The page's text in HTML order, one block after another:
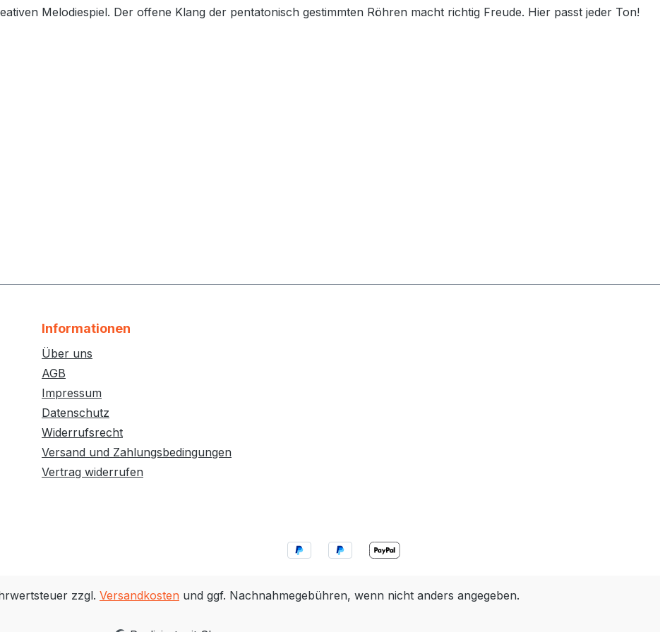
Melodiespiel. Der offene Klang der pentatonisch gestimmten Röhren macht richtig Freude. Hier passt jeder Ton!
Informationen
Über uns
AGB
Impressum
Datenschutz
Widerrufsrecht
Versand und Zahlungsbedingungen
Vertrag widerrufen
zzgl. Versandkosten und ggf. Nachnahmegebühren, wenn nicht anders angegeben.